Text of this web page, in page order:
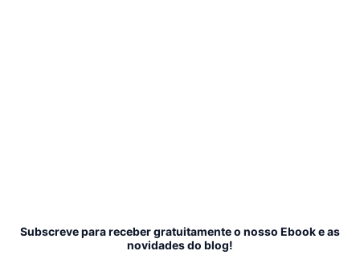
Subscreve para receber gratuitamente o nosso Ebook e as
novidades do blog!